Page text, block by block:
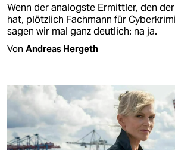
Wenn der analogste Ermittler, den
hat, plötzlich Fachmann für
sagen wir mal ganz deutlich: na ja.
Von Andreas Hergeth